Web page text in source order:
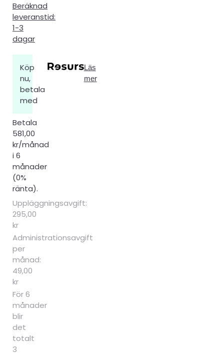
Beräknad
leveranstid:
1-3
dagar
Köp
nu,
betala
med
Läs
mer
Betala
581,00
kr/månad
i 6
månader
(0%
ränta).
Uppläggningsavgift:
295,00
kr
Administrationsavgift
per
månad:
49,00
kr
För 6
månader
blir
det
totalt
3